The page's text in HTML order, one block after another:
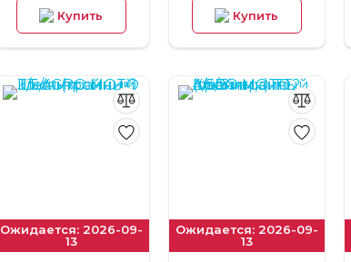
Купить Купить
Ожидается: 2026-09-
13
Ожидается: 2026-09-
13